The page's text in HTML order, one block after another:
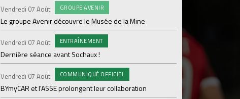
Vendredi 07 Août GROUPE AVENIR
Le groupe Avenir découvre le Musée de la Mine
Vendredi 07 Août ENTRAÎNEMENT
Dernière séance avant Sochaux !
Vendredi 07 Août COMMUNIQUÉ OFFICIEL
BYmyCAR et l'ASSE prolongent leur collaboration
Mercredi 05 Août
Nouveau renfort
pour Lamine Sonko
Mardi 04 Août